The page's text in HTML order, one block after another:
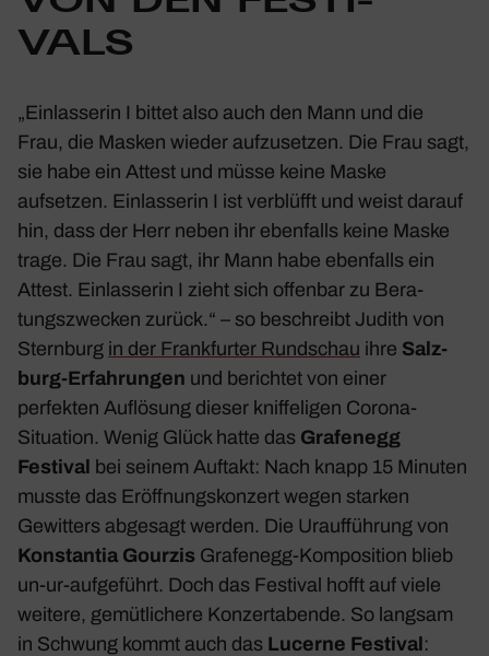
VALS
„Einlas­serin I bittet also auch den Mann und die
Frau, die Masken wieder aufzu­setzen. Die Frau sagt,
sie habe ein Attest und müsse keine Maske
aufsetzen. Einlas­serin I ist verblüfft und weist darauf
hin, dass der Herr neben ihr eben­falls keine Maske
trage. Die Frau sagt, ihr Mann habe eben­falls ein
Attest. Einlas­serin I zieht sich offenbar zu Bera­
tungs­zwe­cken zurück.“ – so beschreibt Judith von
Stern­burg in der Frank­furter Rund­schau ihre Salz­
burg-Erfah­rungen und berichtet von einer
perfekten Auflö­sung dieser knif­fe­ligen Corona-
Situa­tion. Wenig Glück hatte das Grafenegg
Festival bei seinem Auftakt: Nach knapp 15 Minuten
musste das Eröff­nungs­kon­zert wegen starken
Gewit­ters abge­sagt werden. Die Urauf­füh­rung von
Konstantia Gourzis Grafenegg-Kompo­si­tion blieb
un-ur-aufge­führt. Doch das Festival hofft auf viele
weitere, gemüt­li­chere Konzert­abende. So langsam
in Schwung kommt auch das Lucerne Festival: